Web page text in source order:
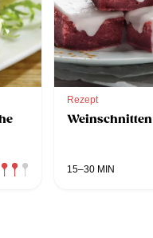
Rezept
Weinschnitten
15–30 MIN